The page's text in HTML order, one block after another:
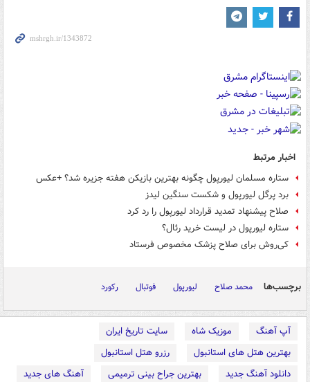
اخبار مرتبط
ستاره مسلمان لیورپول چگونه بهترین بازیکن هفته جزیره شد؟ +عکس
برد پرگل لیورپول و شکست سنگین لیدز
صلاح پیشنهاد تمدید قرارداد لیورپول را رد کرد
ستاره لیورپول در لیست خرید رئال‌؟
کی‌روش برای صلاح پزشک مخصوص فرستاد
برچسب‌ها محمد صلاح لیورپول فوتبال رکورد
آپ آهنگ موزیک شاه
سایت تاریخ ایران
بهترین هتل های استانبول
رزرو هتل استانبول
دانلود آهنگ جدید
بهترین جراح بینی ترمیمی
آهنگ های جدید